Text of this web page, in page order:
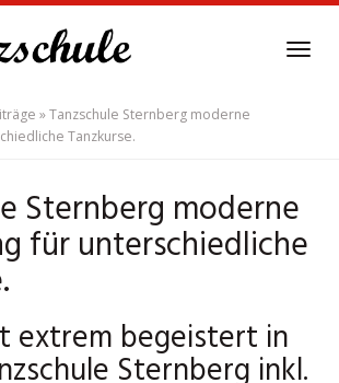
»Tanzschule Sternberg moderne
Tanzkurse.
Sternberg moderne
für unterschiedliche
extrem begeistert in
Sternberg inkl.